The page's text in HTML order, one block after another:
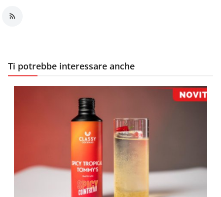
Ti potrebbe interessare anche